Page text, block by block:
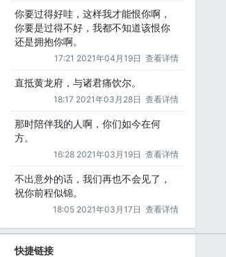
你要过得好哇，这样我才能恨你啊，
你要是过得不好，我都不知道该恨你
还是拥抱你啊。
17:21 2021年04月19日 查看详情
直抵黄龙府，与诸君痛饮尔。
18:17 2021年03月28日 查看详情
那时陪伴我的人啊，你们如今在何
方。
16:28 2021年03月19日 查看详情
不出意外的话，我们再也不会见了，
祝你前程似锦。
18:05 2021年03月17日 查看详情
快捷链接